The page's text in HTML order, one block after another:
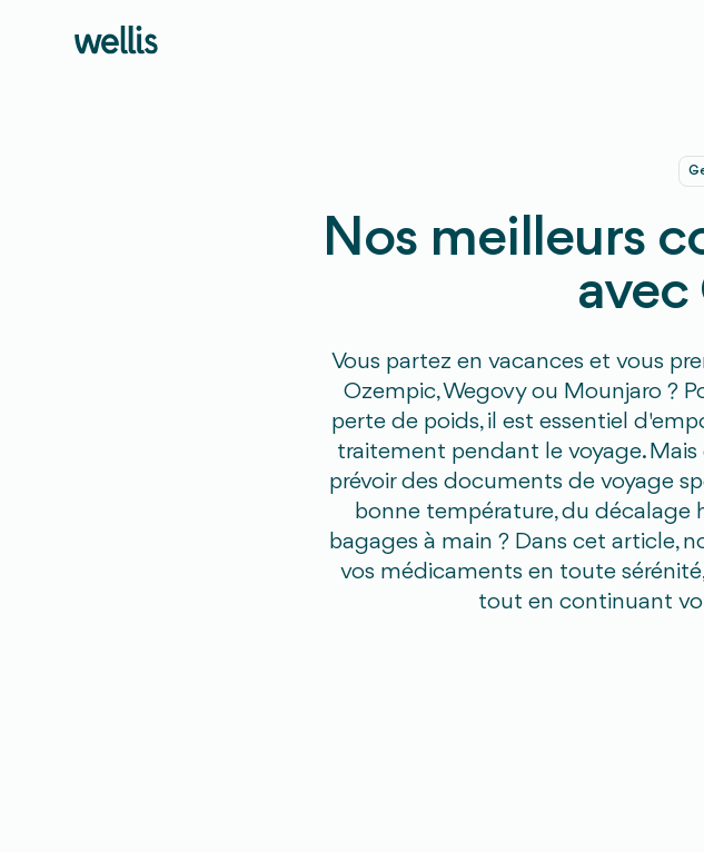
Nos meilleurs
Vous partez en vacances et vous
Ozempic, Wegovy ou Mounjaro ?
perte de poids, il est essentiel
traitement pendant le voyage.
prévoir des documents de voyage
bonne température, du décalage
bagages à main ? Dans cet article,
vos médicaments en toute
tout en continuant